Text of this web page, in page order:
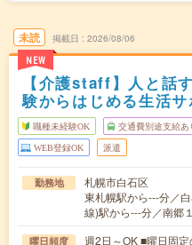
未読
NEW
掲載日 2026/08/06
【介護staff】人と話
験からはじめる生活サ
職種未経験OK 交通費別途支給あ
WEB登録OK 派遣
勤務地
札幌市白石区
東札幌駅から---分／
線)駅から---分／南郷
曜日頻度
週2日～OK ■曜日固